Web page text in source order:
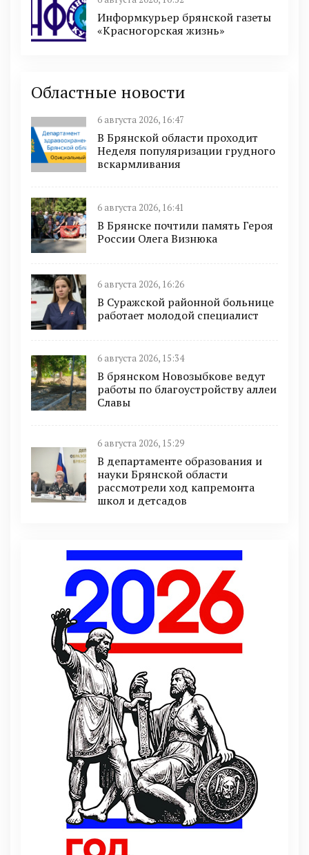
Информкурьер брянской газеты
«Красногорская жизнь»
Областные новости
6 августа 2026, 16:47
В Брянской области проходит
Неделя популяризации грудного
вскармливания
6 августа 2026, 16:41
В Брянске почтили память Героя
России Олега Визнюка
6 августа 2026, 16:26
В Суражской районной больнице
работает молодой специалист
6 августа 2026, 15:34
В брянском Новозыбкове ведут
работы по благоустройству аллеи
Славы
6 августа 2026, 15:29
В департаменте образования и
науки Брянской области
рассмотрели ход капремонта
школ и детсадов